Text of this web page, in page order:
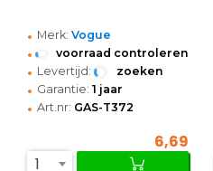
• Merk: Vogue
• voorraad controleren
• Levertijd: zoeken
• Garantie: 1 jaar
• Art.nr: GAS-T372
6,69
1